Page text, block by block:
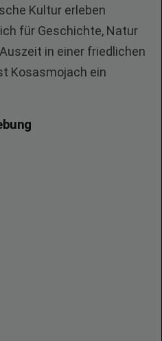
Kultur erleben
für Geschichte, Natur
in einer friedlichen
Kosasmojach ein